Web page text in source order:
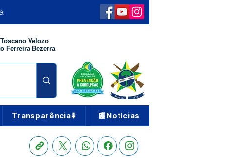
Velozo
Ferreira Bezerra
Transparência⬇️ 📰Notícias